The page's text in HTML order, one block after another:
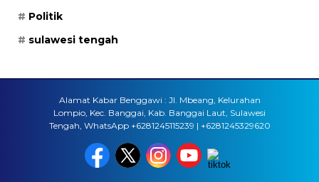
Politik
sulawesi tengah
Alamat Kabar Benggawi : Jl. Mbeang, Kelurahan
Lompio, Kec. Banggai, Kab. Banggai Laut, Sulawesi
Tengah, WhatsApp +6281245115239 | +6281245329620